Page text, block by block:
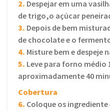
2. Despejar em uma
de trigo,o açúcar
3. Depois de bem
de chocolate e o
4. Misture bem e despeje
5. Leve para forno médio
aproximadamente 40
Cobertura
6. Coloque os ingrediente